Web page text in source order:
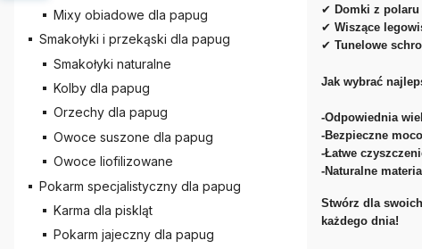
Mixy obiadowe dla papug
Smakołyki i przekąski dla papug
Smakołyki naturalne
Kolby dla papug
Orzechy dla papug
Owoce suszone dla papug
Owoce liofilizowane
Pokarm specjalistyczny dla papug
Karma dla piskląt
Pokarm jajeczny dla papug
✔ Domki z polaru
✔ Wiszące
✔ Tunelowe
Jak wybrać
-Odpowiednia
-Bezpieczne
-Łatwe
-Naturalne
Stwórz dla
każdego dnia!